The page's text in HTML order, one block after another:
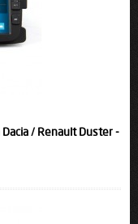
/ Renault Duster -